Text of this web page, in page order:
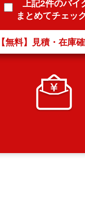
上記2件のバイ
まとめてチェッ
【無料】見積・在庫